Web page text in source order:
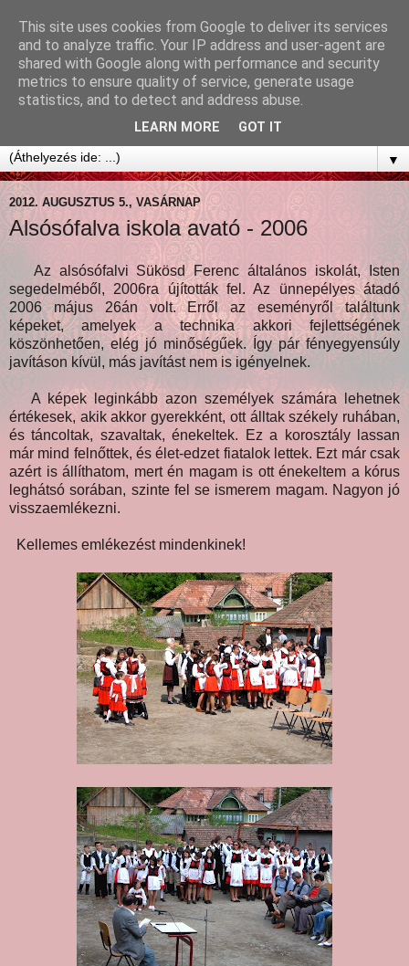
▼
2012. AUGUSZTUS 5., VASÁRNAP
Alsósófalva iskola avató - 2006
Az alsósófalvi Sükösd Ferenc általános iskolát, Isten
segedelméből, 2006ra újították fel. Az ünnepélyes átadó
2006 május 26án volt. Erről az eseményről találtunk
képeket, amelyek a technika akkori fejlettségének
köszönhetően, elég jó minőségűek. Így pár fényegyensúly
javításon kívül, más javítást nem is igényelnek.
A képek leginkább azon személyek számára lehetnek
értékesek, akik akkor gyerekként, ott álltak székely ruhában,
és táncoltak, szavaltak, énekeltek. Ez a korosztály lassan
már mind felnőttek, és élet-edzet fiatalok lettek. Ezt már csak
azért is állíthatom, mert én magam is ott énekeltem a kórus
leghátsó sorában, szinte fel se ismerem magam. Nagyon jó
visszaemlékezni.
Kellemes emlékezést mindenkinek!
This site uses cookies from Google to deliver its services
and to analyze traffic. Your IP address and user-agent are
shared with Google along with performance and security
metrics to ensure quality of service, generate usage
statistics, and to detect and address abuse.
LEARN MORE GOT IT